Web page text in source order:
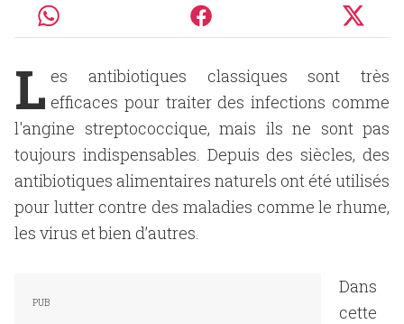
L es antibiotiques classiques sont très
efficaces pour traiter des infections comme
l'angine streptococcique, mais ils ne sont pas
toujours indispensables. Depuis des siècles, des
antibiotiques alimentaires naturels ont été utilisés
pour lutter contre des maladies comme le rhume,
les virus et bien d’autres.
Dans
cette